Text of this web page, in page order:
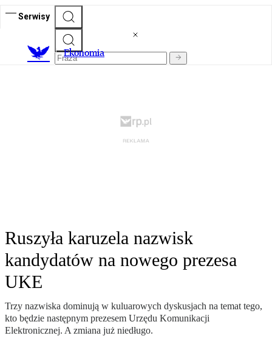
Serwisy
Ekonomia
Ruszyła karuzela nazwisk
kandydatów na nowego prezesa
UKE
Trzy nazwiska dominują w kuluarowych dyskusjach na temat tego,
kto będzie następnym prezesem Urzędu Komunikacji
Elektronicznej. A zmiana już niedługo.